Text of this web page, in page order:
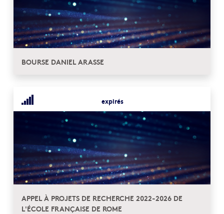
BOURSE DANIEL ARASSE
expirés
APPEL À PROJETS DE RECHERCHE 2022-2026 DE
L'ÉCOLE FRANÇAISE DE ROME